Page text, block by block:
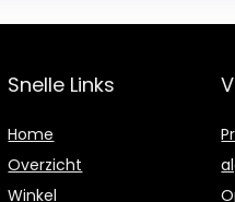
Snelle Links
Home
Overzicht
Winkel